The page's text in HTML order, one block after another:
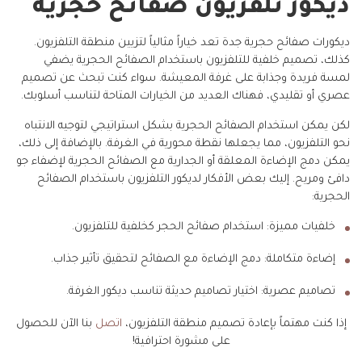
ديكور تلفزيون صفائح حجرية
ديكورات صفائح حجرية جدة تعد خياراً مثالياً لتزيين منطقة التلفزيون.
كذلك، تصميم خلفية للتلفزيون باستخدام الصفائح الحجرية يضفي
لمسة فريدة وجذابة على غرفة المعيشة. سواء كنت تبحث عن تصميم
عصري أو تقليدي، فهناك العديد من الخيارات المتاحة لتناسب أسلوبك.
لكن يمكن استخدام الصفائح الحجرية بشكل استراتيجي لتوجيه الانتباه
نحو التلفزيون، مما يجعلها نقطة محورية في الغرفة. بالإضافة إلى ذلك،
يمكن دمج الإضاءة المعلقة أو الجدارية مع الصفائح الحجرية لإضفاء جو
دافئ ومريح. إليك بعض الأفكار لديكور التلفزيون باستخدام الصفائح
الحجرية:
خلفيات مميزة: استخدام صفائح الحجر كخلفية للتلفزيون.
إضاءة متكاملة: دمج الإضاءة مع الصفائح لتحقيق تأثير جذاب.
تصاميم عصرية: اختيار تصاميم حديثة تناسب ديكور الغرفة.
إذا كنت مهتماً بإعادة تصميم منطقة التلفزيون، اتصل بنا الآن للحصول
على مشورة احترافية!